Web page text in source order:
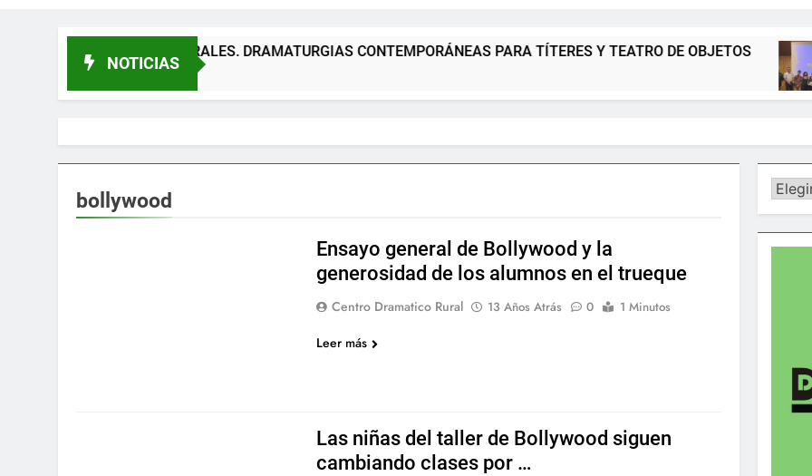
NOTICIAS
DRAMATURGIAS CONTEMPORÁNEAS PARA TÍTERES Y TEATRO DE OBJETOS Gala del
12 Meses Atrás
bollywood
Ensayo general de Bollywood y la
generosidad de los alumnos en el trueque
Centro Dramatico Rural 13 Años Atrás 0 1 Minutos
Leer más
Las niñas del taller de Bollywood siguen
cambiando clases por …